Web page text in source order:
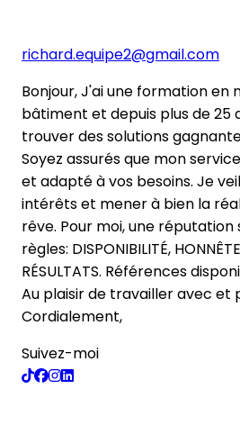
richard.equipe2@gmail.com
Bonjour, J'ai une formation en
bâtiment et depuis plus de 25
trouver des solutions
Soyez assurés que mon
et adapté à vos besoins. Je
intérêts et mener à bien la
rêve. Pour moi, une
règles: DISPONIBILITÉ,
RÉSULTATS. Références
Au plaisir de travailler avec et
Cordialement,
Suivez-moi